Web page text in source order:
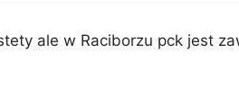
ale w Raciborzu pck jest